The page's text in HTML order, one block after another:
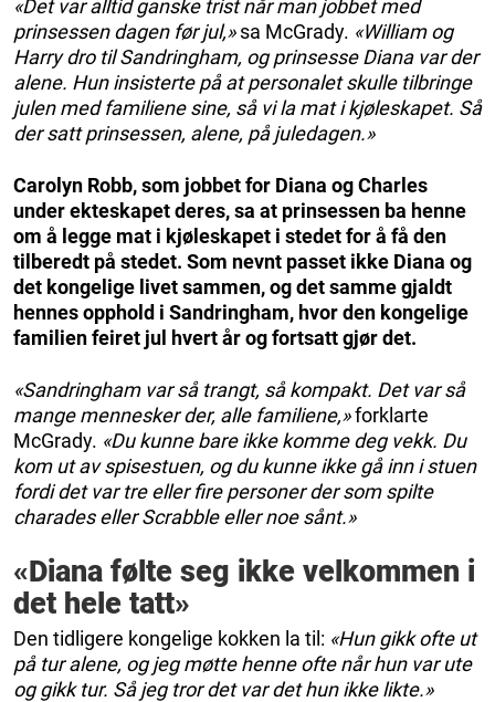
«Det var alltid ganske trist når man jobbet med
prinsessen dagen før jul,»sa McGrady. «William og
Harry dro til Sandringham, og prinsesse Diana var der
alene. Hun insisterte på at personalet skulle tilbringe
julen med familiene sine, så vi la mat i kjøleskapet. Så
der satt prinsessen, alene, på juledagen.»
Carolyn Robb, som jobbet for Diana og Charles
under ekteskapet deres, sa at prinsessen ba henne
om å legge mat i kjøleskapet i stedet for å få den
tilberedt på stedet. Som nevnt passet ikke Diana og
det kongelige livet sammen, og det samme gjaldt
hennes opphold i Sandringham, hvor den kongelige
familien feiret jul hvert år og fortsatt gjør det.
«Sandringham var så trangt, så kompakt. Det var så
mange mennesker der, alle familiene,»forklarte
McGrady. «Du kunne bare ikke komme deg vekk. Du
kom ut av spisestuen, og du kunne ikke gå inn i stuen
fordi det var tre eller fire personer der som spilte
charades eller Scrabble eller noe sånt.»
«Diana følte seg ikke velkommen i
det hele tatt»
Den tidligere kongelige kokken la til: «Hun gikk ofte ut
på tur alene, og jeg møtte henne ofte når hun var ute
og gikk tur. Så jeg tror det var det hun ikke likte.»